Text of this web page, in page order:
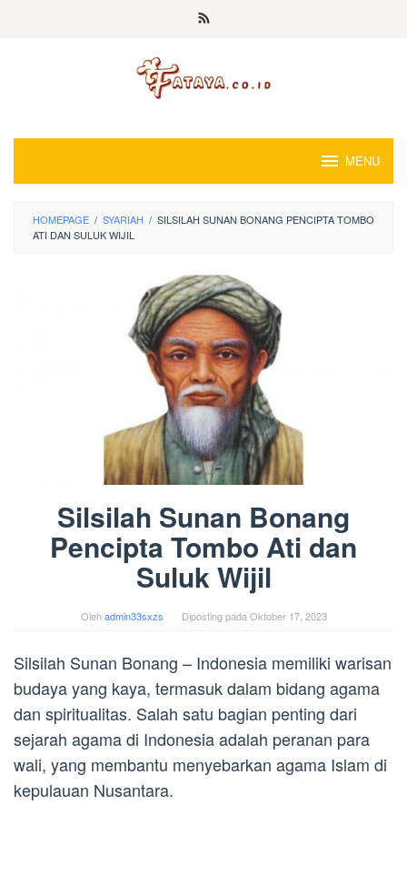
MENU
HOMEPAGE / SYARIAH / SILSILAH SUNAN BONANG PENCIPTA TOMBO
ATI DAN SULUK WIJIL
Silsilah Sunan Bonang
Pencipta Tombo Ati dan
Suluk Wijil
Olehadmin33sxzs Diposting pada Oktober 17, 2023
Silsilah Sunan Bonang – Indonesia memiliki warisan
budaya yang kaya, termasuk dalam bidang agama
dan spiritualitas. Salah satu bagian penting dari
sejarah agama di Indonesia adalah peranan para
wali, yang membantu menyebarkan agama Islam di
kepulauan Nusantara.